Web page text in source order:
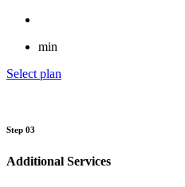
min
Select plan
Step 03
Additional Services